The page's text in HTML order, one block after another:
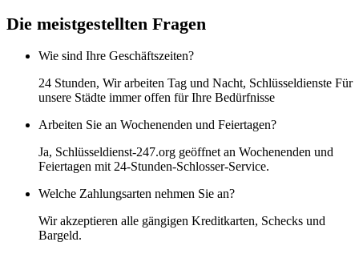
Die meistgestellten Fragen
Wie sind Ihre Geschäftszeiten?
24 Stunden, Wir arbeiten Tag und Nacht, Schlüsseldienste Für
unsere Städte immer offen für Ihre Bedürfnisse
Arbeiten Sie an Wochenenden und Feiertagen?
Ja, Schlüsseldienst-247.org geöffnet an Wochenenden und
Feiertagen mit 24-Stunden-Schlosser-Service.
Welche Zahlungsarten nehmen Sie an?
Wir akzeptieren alle gängigen Kreditkarten, Schecks und
Bargeld.